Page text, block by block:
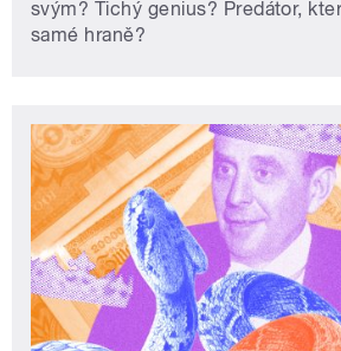
svým? Tichý genius? Predátor,
samé hraně?